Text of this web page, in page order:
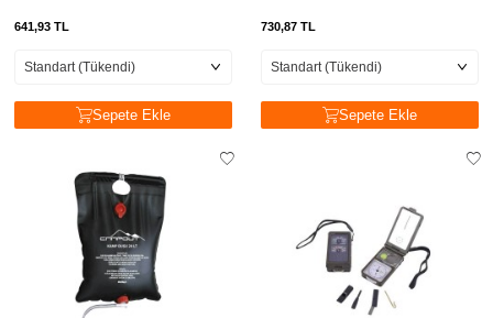
641,93 TL
Sepete Ekle
730,87 TL
Sepete Ekle